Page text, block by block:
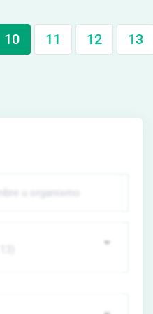
10 11 12 13